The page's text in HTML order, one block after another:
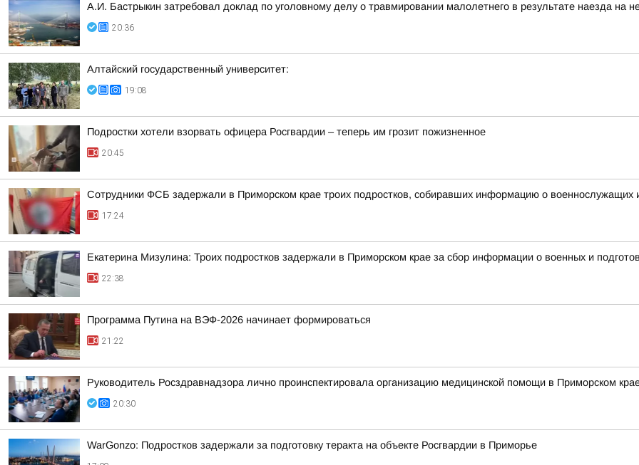
А.И. Бастрыкин затребовал доклад по уголовному делу о травмировании малолетнего в результате наезда на
20:36
Алтайский государственный университет:
19:08
Подростки хотели взорвать офицера Росгвардии – теперь им грозит пожизненное
20:45
Сотрудники ФСБ задержали в Приморском крае троих подростков, собиравших информацию о военнослужащих
17:24
Екатерина Мизулина: Троих подростков задержали в Приморском крае за сбор информации о военных и
22:38
Программа Путина на ВЭФ-2026 начинает формироваться
21:22
Руководитель Росздравнадзора лично проинспектировала организацию медицинской помощи в Приморском
20:30
WarGonzo: Подростков задержали за подготовку теракта на объекте Росгвардии в Приморье